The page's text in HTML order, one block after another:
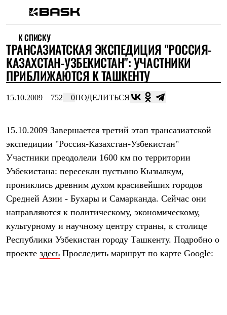
Интернет-магазин
Мужская одежда
Утепленная пухом
Куртки
Брюки
Комбинезоны
Штормовая одежда
Куртки
Брюки
Софтшелл одежда
Куртки
Брюки
Флисовая одежда
Куртки
Брюки
Термобелье
Теплое термобелье
Среднее термобелье
Легкое термобелье
К СПИСКУ
ТРАНСАЗИАТСКАЯ ЭКСПЕДИЦИЯ "РОССИЯ-
КАЗАХСТАН-УЗБЕКИСТАН": УЧАСТНИКИ
ПРИБЛИЖАЮТСЯ К ТАШКЕНТУ
15.10.2009 752 0ПОДЕЛИТЬСЯ
15.10.2009 Завершается третий этап трансазиатской
экспедиции "Россия-Казахстан-Узбекистан"
Участники преодолели 1600 км по территории
Узбекистана: пересекли пустыню Кызылкум,
прониклись древним духом красивейших городов
Средней Азии - Бухары и Самарканда. Cейчас они
направляются к политическому, экономическому,
культурному и научному центру страны, к столице
Республики Узбекистан городу Ташкенту. Подробно о
проекте здесь Проследить маршрут по карте Google: